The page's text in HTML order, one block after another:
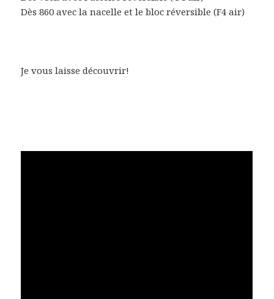
Dès 860 avec la nacelle et le bloc réversible (F4 air)
Je vous laisse découvrir!